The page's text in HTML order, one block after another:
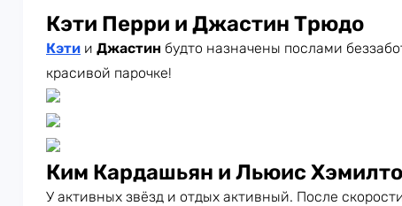
Кэти Перри и Джастин Трюдо
Кэти и Джастин будто назначены послами
красивой парочке!
Ким Кардашьян и Льюис
У активных звёзд и отдых активный. После